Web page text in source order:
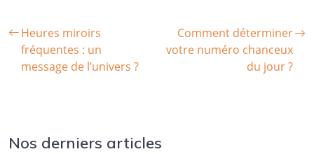
Heures miroirs
fréquentes : un
message de l’univers ?
Comment déterminer
votre numéro chanceux
du jour ?
Nos derniers articles